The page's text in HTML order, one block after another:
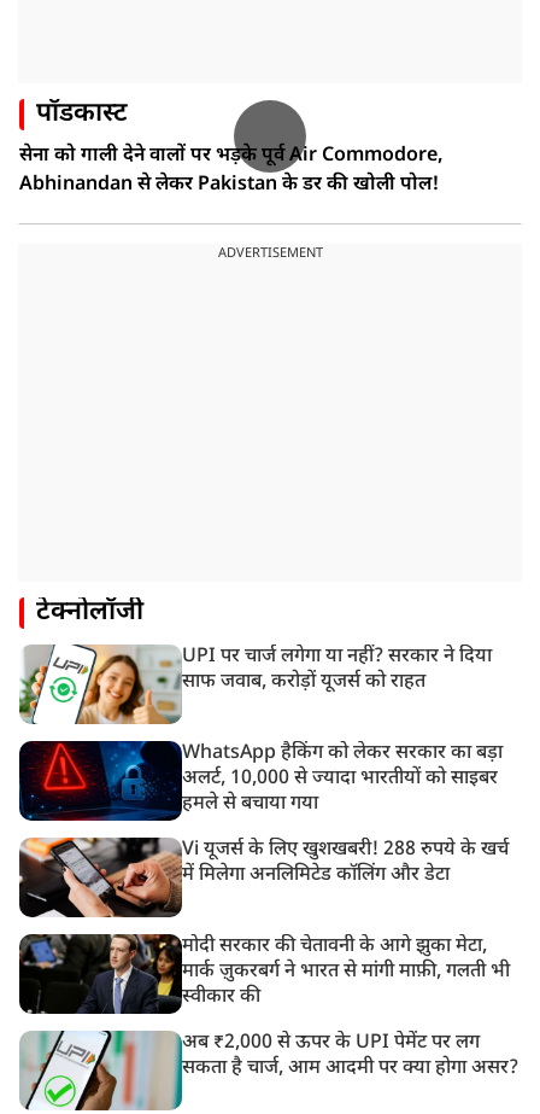
पॉडकास्ट
सेना को गाली देने वालों पर भड़के पूर्व Air Commodore,
Abhinandan से लेकर Pakistan के डर की खोली पोल!
ADVERTISEMENT
टेक्नोलॉजी
UPI पर चार्ज लगेगा या नहीं? सरकार ने दिया
साफ जवाब, करोड़ों यूजर्स को राहत
WhatsApp हैकिंग को लेकर सरकार का बड़ा
अलर्ट, 10,000 से ज्यादा भारतीयों को साइबर
हमले से बचाया गया
Vi यूजर्स के लिए खुशखबरी! 288 रुपये के खर्च
में मिलेगा अनलिमिटेड कॉलिंग और डेटा
मोदी सरकार की चेतावनी के आगे झुका मेटा,
मार्क ज़ुकरबर्ग ने भारत से मांगी माफ़ी, गलती भी
स्वीकार की
अब ₹2,000 से ऊपर के UPI पेमेंट पर लग
सकता है चार्ज, आम आदमी पर क्या होगा असर?